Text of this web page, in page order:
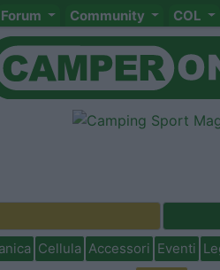
Forum Community COL
Cellula Accessori Eventi